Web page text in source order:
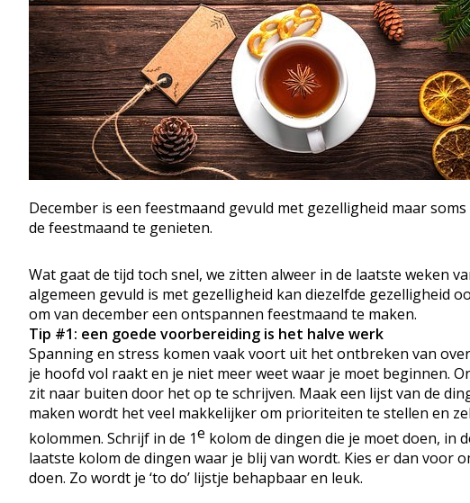
December is een feestmaand gevuld met gezelligheid maar
de feestmaand te genieten.
Wat gaat de tijd toch snel, we zitten alweer in de laatste weken
algemeen gevuld is met gezelligheid kan diezelfde gezelligheid
om van december een ontspannen feestmaand te maken.
Tip #1: een goede voorbereiding is het halve werk
Spanning en stress komen vaak voort uit het ontbreken van
je hoofd vol raakt en je niet meer weet waar je moet beginnen.
zit naar buiten door het op te schrijven. Maak een lijst van de
maken wordt het veel makkelijker om prioriteiten te stellen en
kolommen. Schrijf in de 1e kolom de dingen die je moet doen, in
laatste kolom de dingen waar je blij van wordt. Kies er dan voor
doen. Zo wordt je ‘to do’ lijstje behapbaar en leuk.